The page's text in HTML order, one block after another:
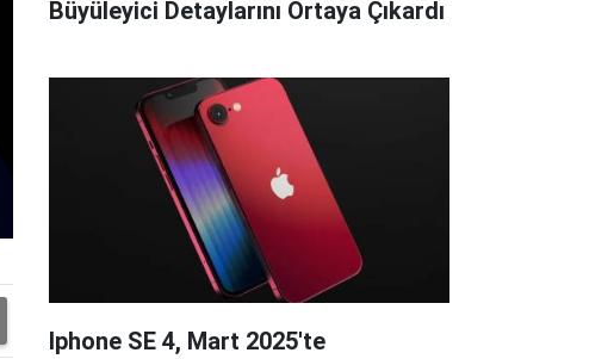
Büyüleyici Detaylarını Ortaya Çıkardı
Iphone SE 4, Mart 2025'te